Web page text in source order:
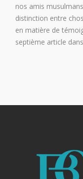
nos amis
distinction entre
en matière de
septième article